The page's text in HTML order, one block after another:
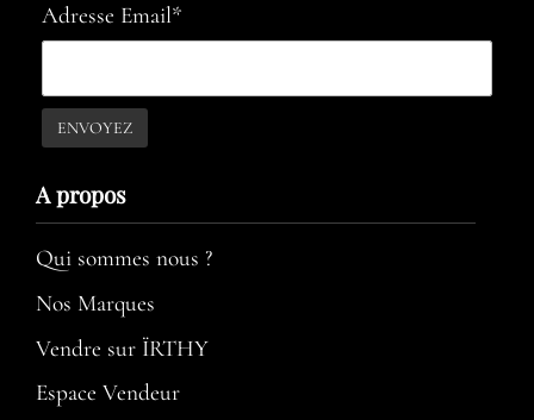
Adresse Email*
A propos​
Qui sommes nous ?
Nos Marques
Vendre sur ÏRTHY
Espace Vendeur